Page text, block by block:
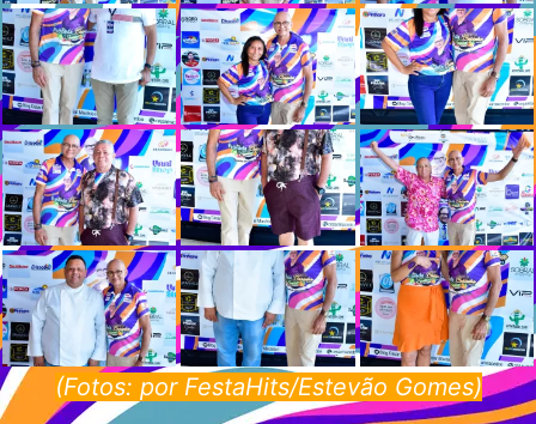
(Fotos: por FestaHits/Estevão Gomes)